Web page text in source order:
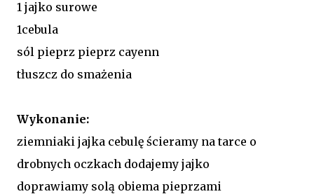
1 jajko surowe
1cebula
sól pieprz pieprz cayenn
tłuszcz do smażenia
Wykonanie:
ziemniaki jajka cebulę ścieramy na tarce o
drobnych oczkach dodajemy jajko
doprawiamy solą obiema pieprzami